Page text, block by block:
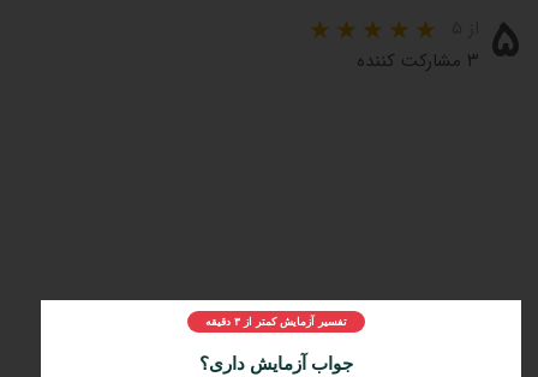
۵ ۳ مشارکت کننده
مراحل و چرایی دریافت تفسیر دکتر لاندا
ثبت درخواست
تفسیر آزمایش کمتر از ۳ دقیقه
جواب آزمایش داری؟